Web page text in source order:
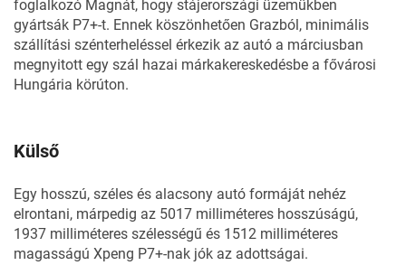
foglalkozó Magnát, hogy stájerországi üzemükben
gyártsák P7+-t. Ennek köszönhetően Grazból, minimális
szállítási szénterheléssel érkezik az autó a márciusban
megnyitott egy szál hazai márkakereskedésbe a fővárosi
Hungária körúton.
Külső
Egy hosszú, széles és alacsony autó formáját nehéz
elrontani, márpedig az 5017 milliméteres hosszúságú,
1937 milliméteres szélességű és 1512 milliméteres
magasságú Xpeng P7+-nak jók az adottságai.